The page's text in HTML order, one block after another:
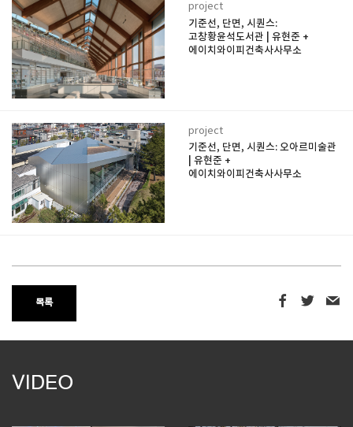
project
기준선, 단면, 시퀀스:
고창황윤석도서관 | 유현준 +
에이치와이피건축사사무소
project
기준선, 단면, 시퀀스: 오아르미술관
| 유현준 +
에이치와이피건축사사무소
목록
VIDEO